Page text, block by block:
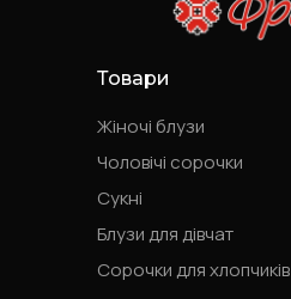
Товари
Жіночі блузи
Чоловічі сорочки
Сукні
Блузи для дівчат
Сорочки для хлопчиків